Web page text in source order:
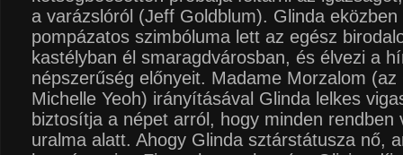
a varázslóról (Jeff Goldblum). Glinda eközben
pompázatos szimbóluma lett az egész
kastélyban él smaragdvárosban, és élvezi a
népszerűség előnyeit. Madame Morzalom
Michelle Yeoh) irányításával Glinda lelkes
biztosítja a népet arról, hogy minden rendben
uralma alatt. Ahogy Glinda sztárstátusza nő,